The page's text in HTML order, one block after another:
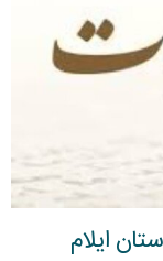
ایلام